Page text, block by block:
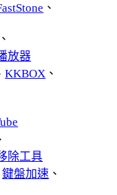
、
、
放器
KKBOX 、
除工具
鍵盤加速 、